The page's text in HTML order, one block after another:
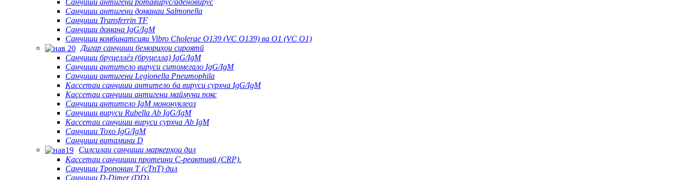
Санҷиши антигени доманаи Salmonella
Санҷиши Transferrin TF
Санҷиши домана IgG/IgM
Санҷиши комбинатсияи Vibro Cholerae O139 (VC O139) ва O1 (VC O1)
Дигар санҷиши бемориҳои сироятӣ
Санҷиши бруцеллёз (бруцелла) IgG/IgM
Санҷиши антитело вируси ситомегало IgG/IgM
Санҷиши антигени Legionella Pneumophila
Кассетаи санҷиши антитело ба вируси сурхча IgG/IgM
Кассетаи санҷиши антигени маймуни покс
Санҷиши антитело IgM мононуклеоз
Санҷиши вируси Rubella Ab IgG/IgM
Кассетаи санҷиши вируси сурхча Ab IgM
Санҷиши Toxo IgG/IgM
Санҷиши витамини D
Силсилаи санҷиши маркерҳои дил
Кассетаи санҷишии протеини C-реактивӣ (CRP).
Санҷиши Тропонин Т (cTnT) дил
Санҷиши D-Dimer (DD).